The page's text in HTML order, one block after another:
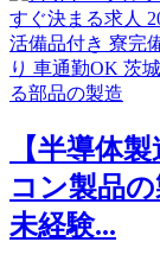
【半導体
コン製品
未経験...